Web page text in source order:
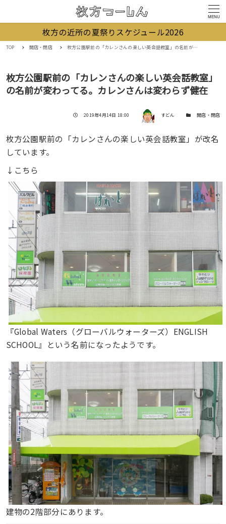
MENU
枚方の近所の夏祭りスケジュール2026
TOP 開店・閉店 枚方公園駅前の「カレンさんの楽しい英会話教室」の名前が変わってる。カレンさんは変わらず健在
枚方公園駅前の「カレンさんの楽しい英会話教室」
の名前が変わってる。カレンさんは変わらず健在
投稿日
2019年4月14日 18:00 著者 すどん カテゴリー開店・閉店
枚方公園駅前の「カレンさんの楽しい英会話教室」が改名
しています。
↓こちら
『Global Waters（グローバルウォーターズ）ENGLISH
SCHOOL』という名前になったようです。
建物の2階部分にあります。